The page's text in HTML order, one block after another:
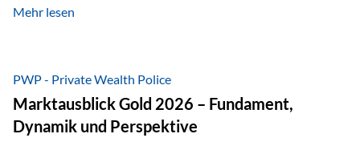
verwalten? Wie kann verhindert werden, dass Ex-Partner,
unbürokratisch übertragen, ohne ausschließlich auf ein
Testament angewiesen zu sein? Wenn klassische Lösungen
nicht ausreichen Traditionelle Nachlassregelungen stoßen
oft…
Mehr lesen
PWP - Private Wealth Police
Marktausblick Gold 2026 – Fundament,
Dynamik und Perspektive